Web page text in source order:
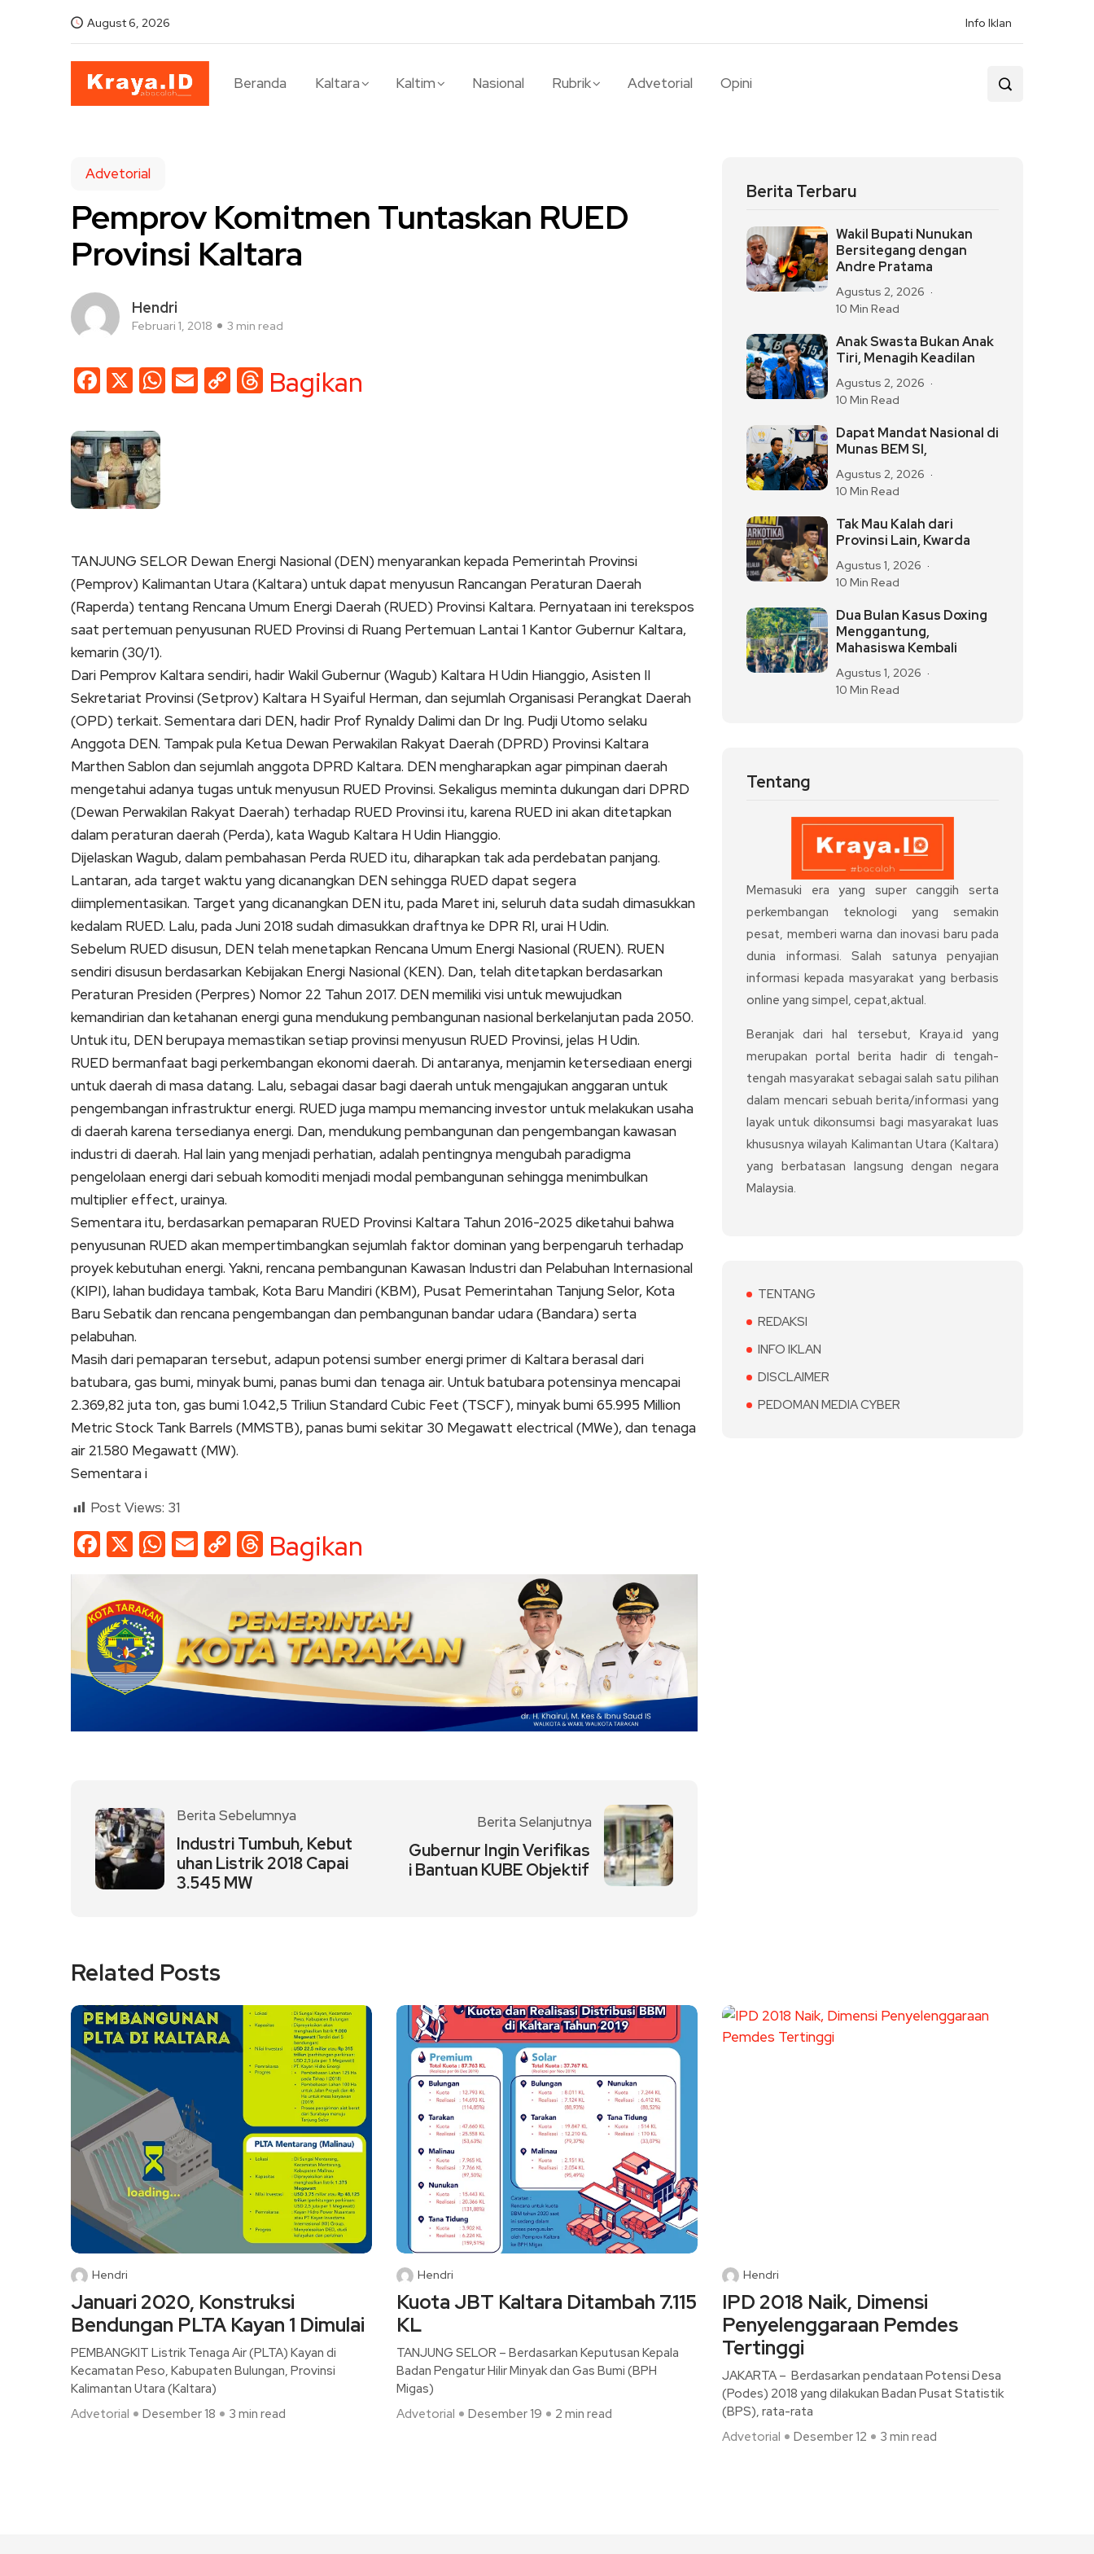
August 6, 2026 Info Iklan
Beranda Kaltara Kaltim Nasional Rubrik Advetorial Opini
Advetorial
Pemprov Komitmen Tuntaskan RUED
Provinsi Kaltara
Hendri
Februari 1, 2018 3 min read
Facebook
X WhatsApp
EmailCopyThreads
Bagikan
TANJUNG SELOR Dewan Energi Nasional (DEN) menyarankan kepada Pemerintah Provinsi
(Pemprov) Kalimantan Utara (Kaltara) untuk dapat menyusun Rancangan Peraturan Daerah
(Raperda) tentang Rencana Umum Energi Daerah (RUED) Provinsi Kaltara. Pernyataan ini terekspos
saat pertemuan penyusunan RUED Provinsi di Ruang Pertemuan Lantai 1 Kantor Gubernur Kaltara,
kemarin (30/1).
Dari Pemprov Kaltara sendiri, hadir Wakil Gubernur (Wagub) Kaltara H Udin Hianggio, Asisten II
Sekretariat Provinsi (Setprov) Kaltara H Syaiful Herman, dan sejumlah Organisasi Perangkat Daerah
(OPD) terkait. Sementara dari DEN, hadir Prof Rynaldy Dalimi dan Dr Ing. Pudji Utomo selaku
Anggota DEN. Tampak pula Ketua Dewan Perwakilan Rakyat Daerah (DPRD) Provinsi Kaltara
Marthen Sablon dan sejumlah anggota DPRD Kaltara. DEN mengharapkan agar pimpinan daerah
mengetahui adanya tugas untuk menyusun RUED Provinsi. Sekaligus meminta dukungan dari DPRD
(Dewan Perwakilan Rakyat Daerah) terhadap RUED Provinsi itu, karena RUED ini akan ditetapkan
dalam peraturan daerah (Perda), kata Wagub Kaltara H Udin Hianggio.
Dijelaskan Wagub, dalam pembahasan Perda RUED itu, diharapkan tak ada perdebatan panjang.
Lantaran, ada target waktu yang dicanangkan DEN sehingga RUED dapat segera
diimplementasikan. Target yang dicanangkan DEN itu, pada Maret ini, seluruh data sudah dimasukkan
kedalam RUED. Lalu, pada Juni 2018 sudah dimasukkan draftnya ke DPR RI, urai H Udin.
Sebelum RUED disusun, DEN telah menetapkan Rencana Umum Energi Nasional (RUEN). RUEN
sendiri disusun berdasarkan Kebijakan Energi Nasional (KEN). Dan, telah ditetapkan berdasarkan
Peraturan Presiden (Perpres) Nomor 22 Tahun 2017. DEN memiliki visi untuk mewujudkan
kemandirian dan ketahanan energi guna mendukung pembangunan nasional berkelanjutan pada 2050.
Untuk itu, DEN berupaya memastikan setiap provinsi menyusun RUED Provinsi, jelas H Udin.
RUED bermanfaat bagi perkembangan ekonomi daerah. Di antaranya, menjamin ketersediaan energi
untuk daerah di masa datang. Lalu, sebagai dasar bagi daerah untuk mengajukan anggaran untuk
pengembangan infrastruktur energi. RUED juga mampu memancing investor untuk melakukan usaha
di daerah karena tersedianya energi. Dan, mendukung pembangunan dan pengembangan kawasan
industri di daerah. Hal lain yang menjadi perhatian, adalah pentingnya mengubah paradigma
pengelolaan energi dari sebuah komoditi menjadi modal pembangunan sehingga menimbulkan
multiplier effect, urainya.
Sementara itu, berdasarkan pemaparan RUED Provinsi Kaltara Tahun 2016-2025 diketahui bahwa
penyusunan RUED akan mempertimbangkan sejumlah faktor dominan yang berpengaruh terhadap
proyek kebutuhan energi. Yakni, rencana pembangunan Kawasan Industri dan Pelabuhan Internasional
(KIPI), lahan budidaya tambak, Kota Baru Mandiri (KBM), Pusat Pemerintahan Tanjung Selor, Kota
Baru Sebatik dan rencana pengembangan dan pembangunan bandar udara (Bandara) serta
pelabuhan.
Masih dari pemaparan tersebut, adapun potensi sumber energi primer di Kaltara berasal dari
batubara, gas bumi, minyak bumi, panas bumi dan tenaga air. Untuk batubara potensinya mencapai
2.369,82 juta ton, gas bumi 1.042,5 Triliun Standard Cubic Feet (TSCF), minyak bumi 65.995 Million
Metric Stock Tank Barrels (MMSTB), panas bumi sekitar 30 Megawatt electrical (MWe), dan tenaga
air 21.580 Megawatt (MW).
Sementara i
Post Views: 31
Facebook
X WhatsApp
EmailCopy
Link
Threads
Bagikan
Berita Sebelumnya
Industri Tumbuh, Kebut
uhan Listrik 2018 Capai
3.545 MW
Berita Selanjutnya
Gubernur Ingin Verifikas
i Bantuan KUBE Objektif
Berita Terbaru
Wakil Bupati Nunukan
Bersitegang dengan
Andre Pratama
Agustus 2, 2026
10 Min Read
Anak Swasta Bukan Anak
Tiri, Menagih Keadilan
Agustus 2, 2026
10 Min Read
Dapat Mandat Nasional di
Munas BEM SI,
Agustus 2, 2026
10 Min Read
Tak Mau Kalah dari
Provinsi Lain, Kwarda
Agustus 1, 2026
10 Min Read
Dua Bulan Kasus Doxing
Menggantung,
Mahasiswa Kembali
Agustus 1, 2026
10 Min Read
Tentang
Memasuki era yang super canggih serta
perkembangan teknologi yang semakin
pesat, memberi warna dan inovasi baru pada
dunia informasi. Salah satunya penyajian
informasi kepada masyarakat yang berbasis
online yang simpel, cepat,aktual.
Beranjak dari hal tersebut, Kraya.id yang
merupakan portal berita hadir di tengah-
tengah masyarakat sebagai salah satu pilihan
dalam mencari sebuah berita/informasi yang
layak untuk dikonsumsi bagi masyarakat luas
khususnya wilayah Kalimantan Utara (Kaltara)
yang berbatasan langsung dengan negara
Malaysia.
TENTANG
REDAKSI
INFO IKLAN
DISCLAIMER
PEDOMAN MEDIA CYBER
Related Posts
Hendri
Januari 2020, Konstruksi
Bendungan PLTA Kayan 1 Dimulai
PEMBANGKIT Listrik Tenaga Air (PLTA) Kayan di
Kecamatan Peso, Kabupaten Bulungan, Provinsi
Kalimantan Utara (Kaltara)
Advetorial
Desember 18 3 min read
Hendri
Kuota JBT Kaltara Ditambah 7.115
KL
TANJUNG SELOR – Berdasarkan Keputusan Kepala
Badan Pengatur Hilir Minyak dan Gas Bumi (BPH
Migas)
Advetorial
Desember 19 2 min read
Hendri
IPD 2018 Naik, Dimensi
Penyelenggaraan Pemdes
Tertinggi
JAKARTA – Berdasarkan pendataan Potensi Desa
(Podes) 2018 yang dilakukan Badan Pusat Statistik
(BPS), rata-rata
Advetorial
Desember 12 3 min read